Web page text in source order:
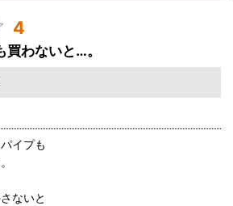
ましたが、5速で走ってもパワー不足を
費の面でも効果がありそうです。
は完了です。
4
買わないと…。
イプも
ないと